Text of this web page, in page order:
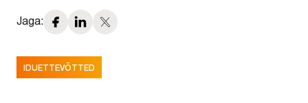
Jaga:
IDUETTEVÕTTED